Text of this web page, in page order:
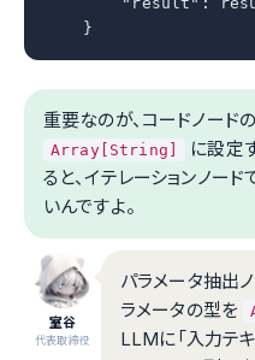
    }
重要なのが、コードノード
Array[String]
に設定
ると、イテレーションノー
いんですよ。
室谷
代表取締役
パラメータ抽出
ラメータの型を
LLMに「入力テ